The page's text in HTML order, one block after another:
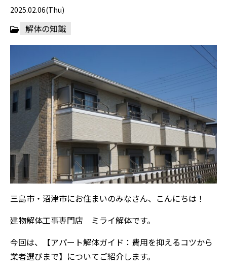
2025.02.06(Thu)
解体の知識
三島市・沼津市にお住まいのみなさん、こんにちは！
建物解体工事専門店 ミライ解体です。
今回は、【アパート解体ガイド：費用を抑えるコツから
業者選びまで】についてご紹介します。